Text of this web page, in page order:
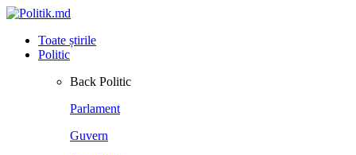
Toate știrile
Politic
Back Politic
Parlament
Guvern